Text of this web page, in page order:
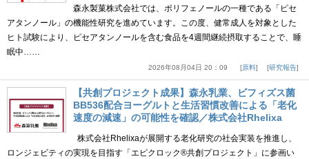
森永製菓株式会社では、ポリフェノールの一種である「ピセ
アタンノール」の機能性研究を進めています。この度、健常成人を対象とした
ヒト試験により、ピセアタンノールを含む食品を4週間継続摂取することで、睡
眠中……
2026年08月04日 20：09 原料 研究報告
【共創プロジェクト成果】森永乳業、ビフィズス菌
BB536配合ヨーグルトと生活習慣改善による「老化
速度の減速」の可能性を確認／株式会社Rhelixa
株式会社Rhelixaが展開する老化研究の社会実装を推進し、
ロンジェビティの実現を目指す「エピクロック®共創プロジェクト」に参画い